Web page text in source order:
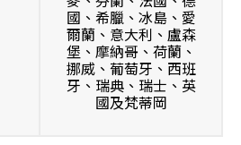
國、希臘、冰島、愛
爾蘭、意大利、盧森
堡、摩納哥、荷蘭、
挪威、葡萄牙、西班
牙、瑞典、瑞士、英
國及梵蒂岡